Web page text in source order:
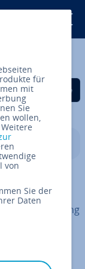
teilen
teilen
LinkedIn
in physische
Die dabei
der Umgebung
Echtzeit Ent­
zu
für
mit
Sie
wollen,
von
Sie der
Daten